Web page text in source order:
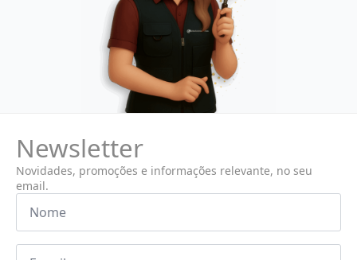
Newsletter
Novidades, promoções e informações relevante, no seu
email.
Nome
Email